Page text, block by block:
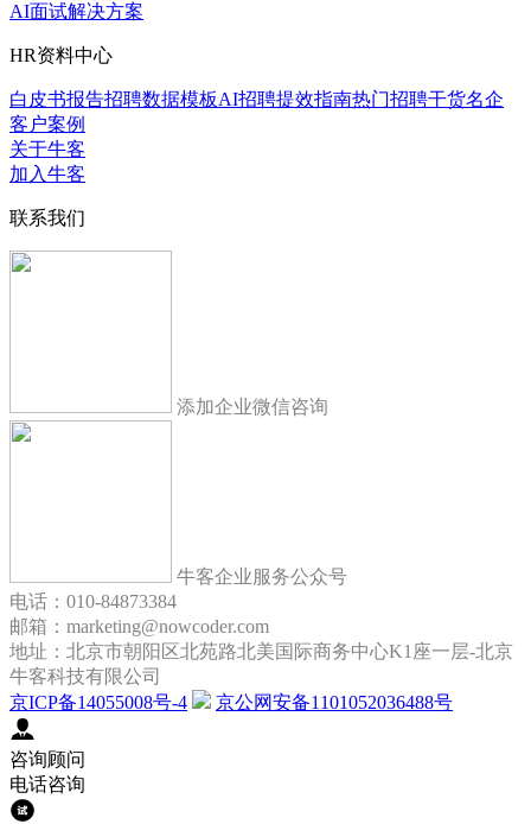
AI面试解决方案
HR资料中心
白皮书报告招聘数据模板AI招聘提效指南热门招聘干货名企
客户案例
关于牛客
加入牛客
联系我们
添加企业微信咨询
牛客企业服务公众号
电话：010-84873384
邮箱：marketing@nowcoder.com
地址：北京市朝阳区北苑路北美国际商务中心K1座一层-北京
牛客科技有限公司
京ICP备14055008号-4
京公网安备1101052036488号
咨询顾问
电话咨询